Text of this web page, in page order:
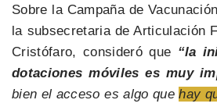
Sobre la Campaña de
la subsecretaria de Articulación
Cristófaro, consideró que “la
dotaciones móviles es muy
bien el acceso es algo quehay